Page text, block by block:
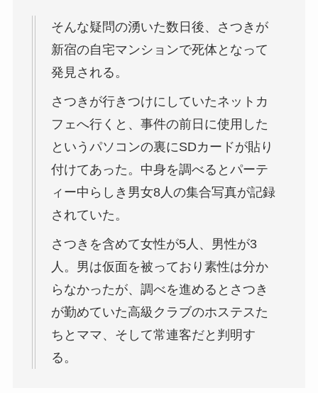
そんな疑問の湧いた数日後、さつきが
新宿の自宅マンションで死体となって
発見される。
さつきが行きつけにしていたネットカ
フェへ行くと、事件の前日に使用した
というパソコンの裏にSDカードが貼り
付けてあった。中身を調べるとパーテ
ィー中らしき男女8人の集合写真が記録
されていた。
さつきを含めて女性が5人、男性が3
人。男は仮面を被っており素性は分か
らなかったが、調べを進めるとさつき
が勤めていた高級クラブのホステスた
ちとママ、そして常連客だと判明す
る。